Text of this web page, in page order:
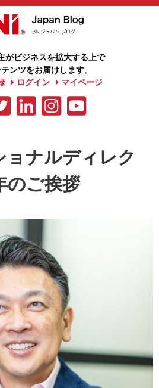
がビジネスを拡大する上で
ンツをお届けします。
ログイン マイページ
ョナルディレク
のご挨拶